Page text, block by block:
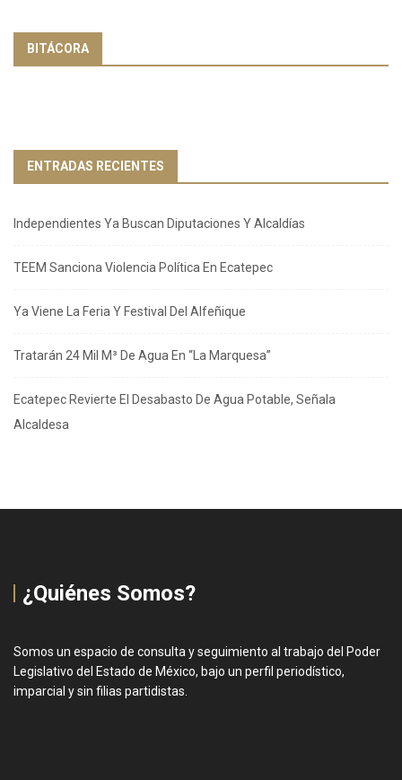
BITÁCORA
ENTRADAS RECIENTES
Independientes Ya Buscan Diputaciones Y Alcaldías
TEEM Sanciona Violencia Política En Ecatepec
Ya Viene La Feria Y Festival Del Alfeñique
Tratarán 24 Mil M³ De Agua En “La Marquesa”
Ecatepec Revierte El Desabasto De Agua Potable, Señala
Alcaldesa
¿Quiénes Somos?
Somos un espacio de consulta y seguimiento al trabajo del Poder
Legislativo del Estado de México, bajo un perfil periodístico,
imparcial y sin filias partidistas.